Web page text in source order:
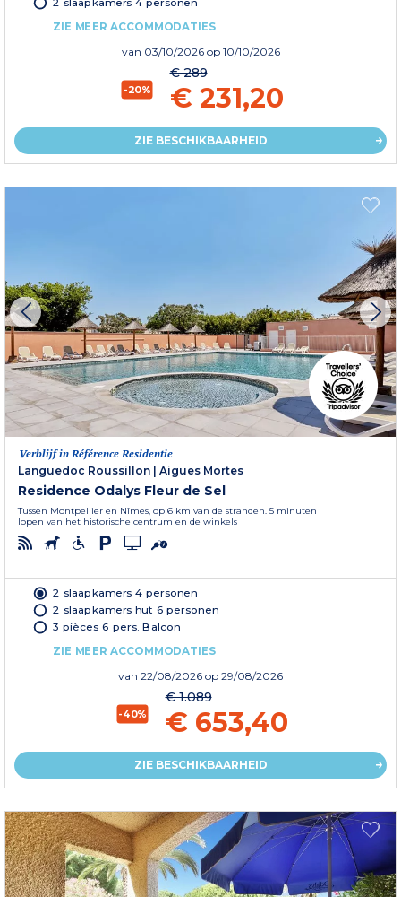
ZIE MEER ACCOMMODATIES
van 03/10/2026 op 10/10/2026
-20%
€ 289
€ 231,20
ZIE BESCHIKBAARHEID
Verblijf in Référence Residentie
Languedoc Roussillon | Aigues Mortes
Residence Odalys Fleur de Sel
Tussen Montpellier en Nîmes, op 6 km van de stranden. 5 minuten
lopen van het historische centrum en de winkels
2 slaapkamers 4 personen
2 slaapkamers hut 6 personen
3 pièces 6 pers. Balcon
ZIE MEER ACCOMMODATIES
van 22/08/2026 op 29/08/2026
-40%
€ 1.089
€ 653,40
ZIE BESCHIKBAARHEID